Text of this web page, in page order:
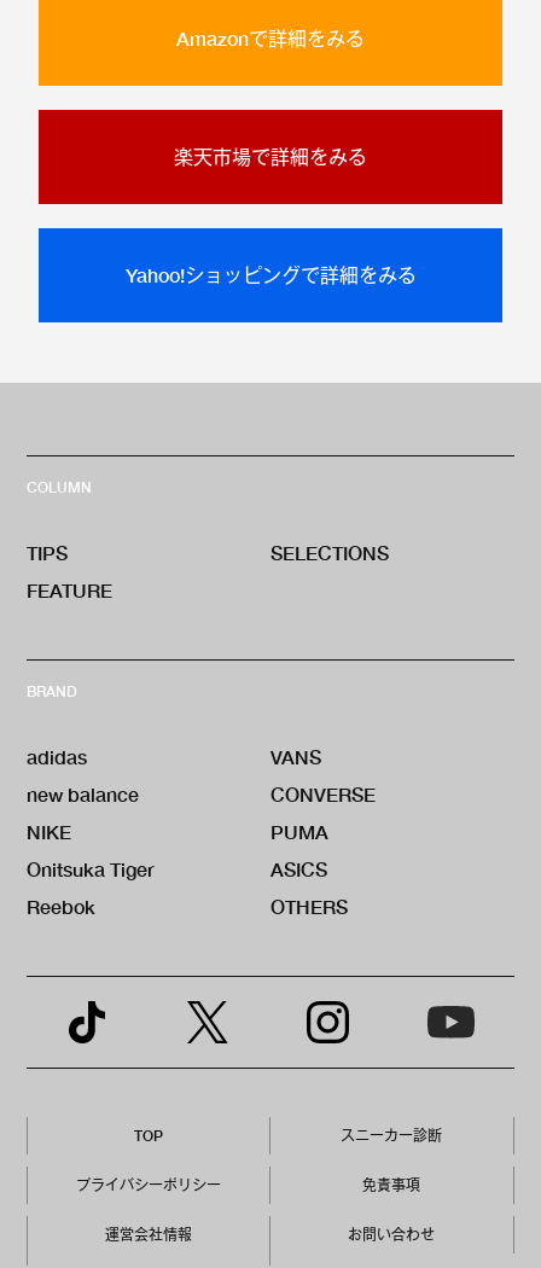
Amazonで詳細をみる
楽天市場で詳細をみる
Yahoo!ショッピングで詳細をみる
COLUMN
TIPS
SELECTIONS
FEATURE
BRAND
adidas
VANS
new balance
CONVERSE
NIKE
PUMA
Onitsuka Tiger
ASICS
Reebok
OTHERS
TOP スニーカー診断
プライバシーポリシー 免責事項
運営会社情報 お問い合わせ